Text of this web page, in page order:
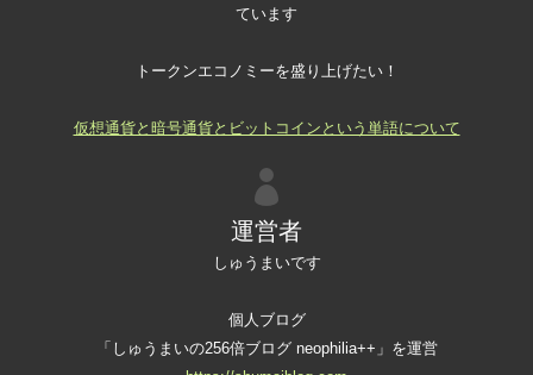
ています
トークンエコノミーを盛り上げたい！
仮想通貨と暗号通貨とビットコインという単語について
運営者
しゅうまいです
個人ブログ
「しゅうまいの256倍ブログ neophilia++」を運営